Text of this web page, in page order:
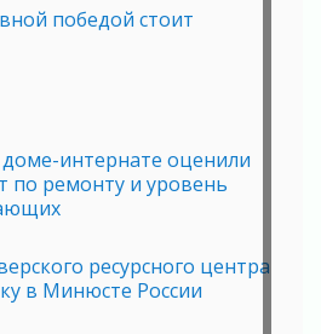
победой стоит
интернате оценили
по ремонту и уровень
ресурсного центра
в Минюсте России